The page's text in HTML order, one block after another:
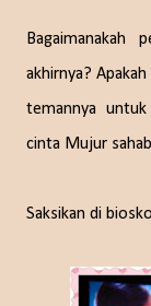
Bagaimanakah
akhirnya?
temannya untuk
cinta Mujur
Saksikan di